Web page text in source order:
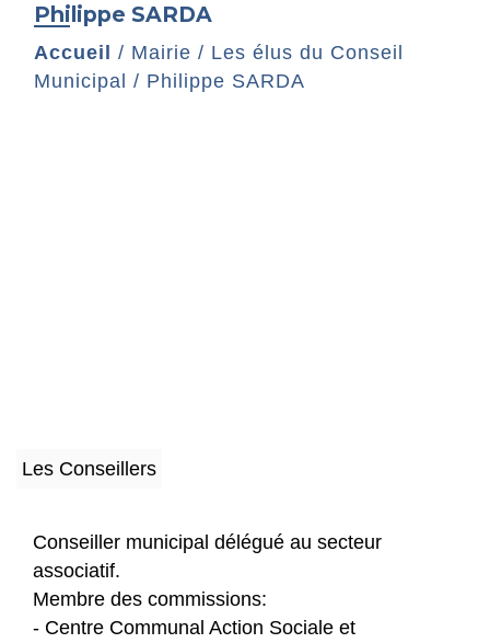
Philippe SARDA
Accueil / Mairie / Les élus du Conseil
Municipal / Philippe SARDA
Les Conseillers
Conseiller municipal délégué au secteur
associatif.
Membre des commissions:
- Centre Communal Action Sociale et